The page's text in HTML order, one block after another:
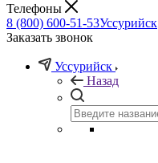
Телефоны
8 (800) 600-51-53Уссурийск
Заказать звонок
Уссурийск
Назад